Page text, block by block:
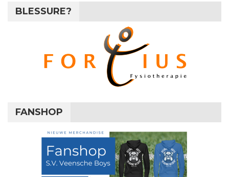
BLESSURE?
FANSHOP